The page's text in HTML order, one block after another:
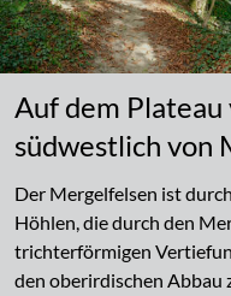
Auf dem
südwestlich von
Der Mergelfelsen ist
Höhlen, die durch den
trichterförmigen
den oberirdischen Abbau